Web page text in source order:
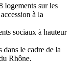
logements sur les
à la
sociaux à hauteur
dans le cadre de la
Rhône.